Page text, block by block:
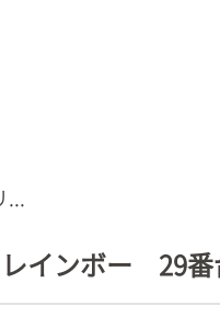
...
レインボー 29